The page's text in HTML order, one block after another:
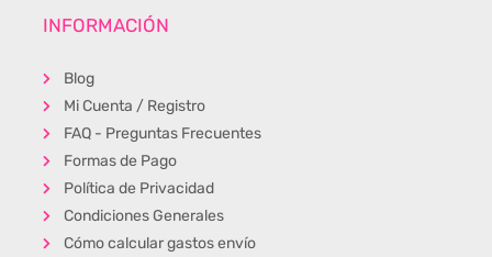
INFORMACIÓN
Blog
Mi Cuenta / Registro
FAQ - Preguntas Frecuentes
Formas de Pago
Política de Privacidad
Condiciones Generales
Cómo calcular gastos envío